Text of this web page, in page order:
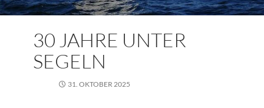
30 JAHRE UNTER
SEGELN
31. OKTOBER 2025